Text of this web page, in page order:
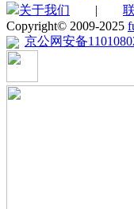
关于我们 |
Copyright© 2009-2025
京公网安备